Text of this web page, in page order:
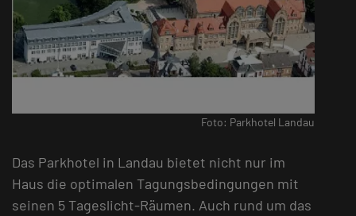
Foto: Parkhotel Landau
Das Parkhotel in Landau bietet nicht nur im
Haus die optimalen Tagungsbedingungen mit
seinen 5 Tageslicht-Räumen. Auch rund um das